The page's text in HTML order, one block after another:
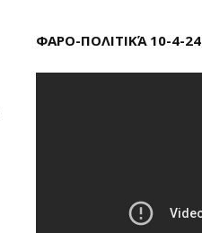
ΦΑΡΟ-ΠΟΛΙΤΙΚΆ 10-4-24